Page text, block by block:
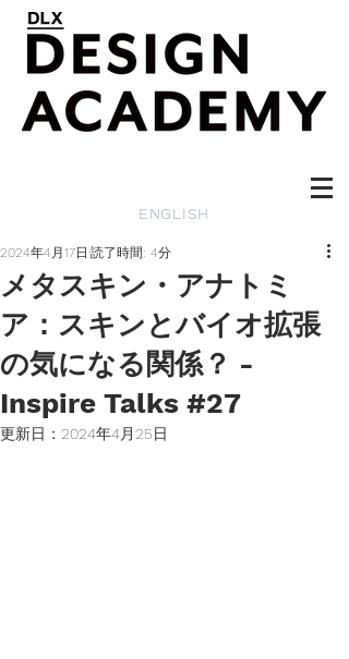
ENGLISH
メタスキン・アナトミ
ア：スキンとバイオ拡張
の気になる関係？ -
Inspire Talks #27
2024年4月17日 読了時間: 4分
更新日： 2024年4月25日